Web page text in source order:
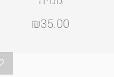
₪35.00